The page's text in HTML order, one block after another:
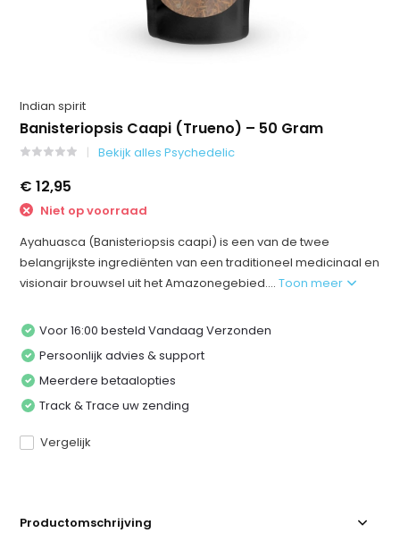
Indian spirit
Banisteriopsis Caapi (Trueno) – 50 Gram
Bekijk alles Psychedelic
€ 12,95
Niet op voorraad
Ayahuasca (Banisteriopsis caapi) is een van de twee
belangrijkste ingrediënten van een traditioneel medicinaal en
visionair brouwsel uit het Amazonegebied....Toon meer
Voor 16:00 besteld Vandaag Verzonden
Persoonlijk advies & support
Meerdere betaalopties
Track & Trace uw zending
Vergelijk
Productomschrijving